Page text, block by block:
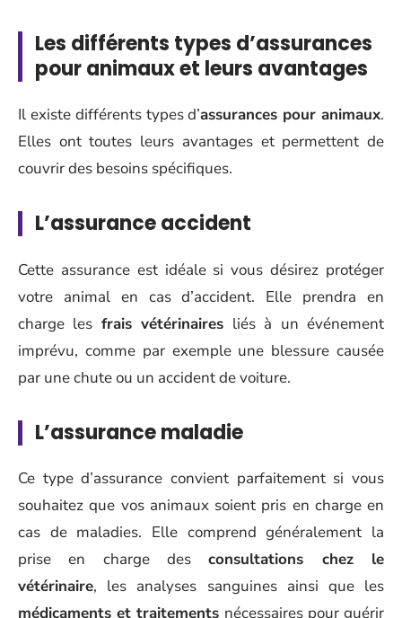
Les différents types d’assurances
pour animaux et leurs avantages
Il existe différents types d’assurances pour animaux.
Elles ont toutes leurs avantages et permettent de
couvrir des besoins spécifiques.
L’assurance accident
Cette assurance est idéale si vous désirez protéger
votre animal en cas d’accident. Elle prendra en
charge les frais vétérinaires liés à un événement
imprévu, comme par exemple une blessure causée
par une chute ou un accident de voiture.
L’assurance maladie
Ce type d’assurance convient parfaitement si vous
souhaitez que vos animaux soient pris en charge en
cas de maladies. Elle comprend généralement la
prise en charge desconsultations chez le
vétérinaire, les analyses sanguines ainsi que les
médicaments et traitements nécessaires pour guérir